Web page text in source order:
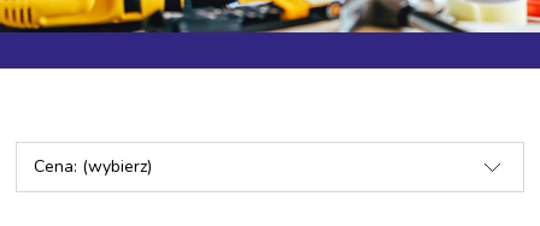
Cena: (wybierz)